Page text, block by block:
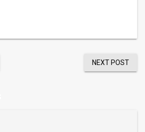
NEXT POST